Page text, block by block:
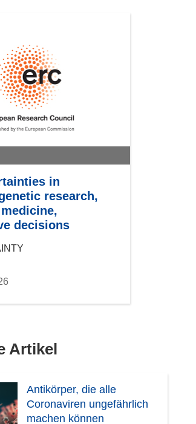
in
research,
decisions
Artikel
Antikörper, die alle
Coronaviren ungefährlich
machen können